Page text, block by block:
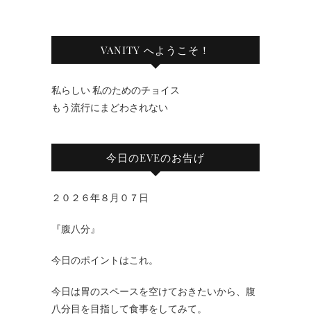
VANITY へようこそ！
私らしい 私のためのチョイス
もう流行にまどわされない
今日のEVEのお告げ
２０２６年８月０７日
『腹八分』
今日のポイントはこれ。
今日は胃のスペースを空けておきたいから、腹
八分目を目指して食事をしてみて。